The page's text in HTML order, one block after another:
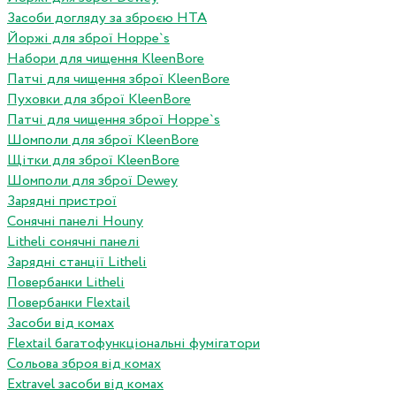
Засоби догляду за зброєю HTA
Йоржі для зброї Hoppe`s
Набори для чищення KleenBore
Патчі для чищення зброї KleenBore
Пуховки для зброї KleenBore
Патчі для чищення зброї Hoppe`s
Шомполи для зброї KleenBore
Щітки для зброї KleenBore
Шомполи для зброї Dewey
Зарядні пристрої
Сонячні панелі Houny
Litheli сонячні панелі
Зарядні станції Litheli
Повербанки Litheli
Повербанки Flextail
Засоби від комах
Flextail багатофункціональні фумігатори
Сольова зброя від комах
Extravel засоби від комах